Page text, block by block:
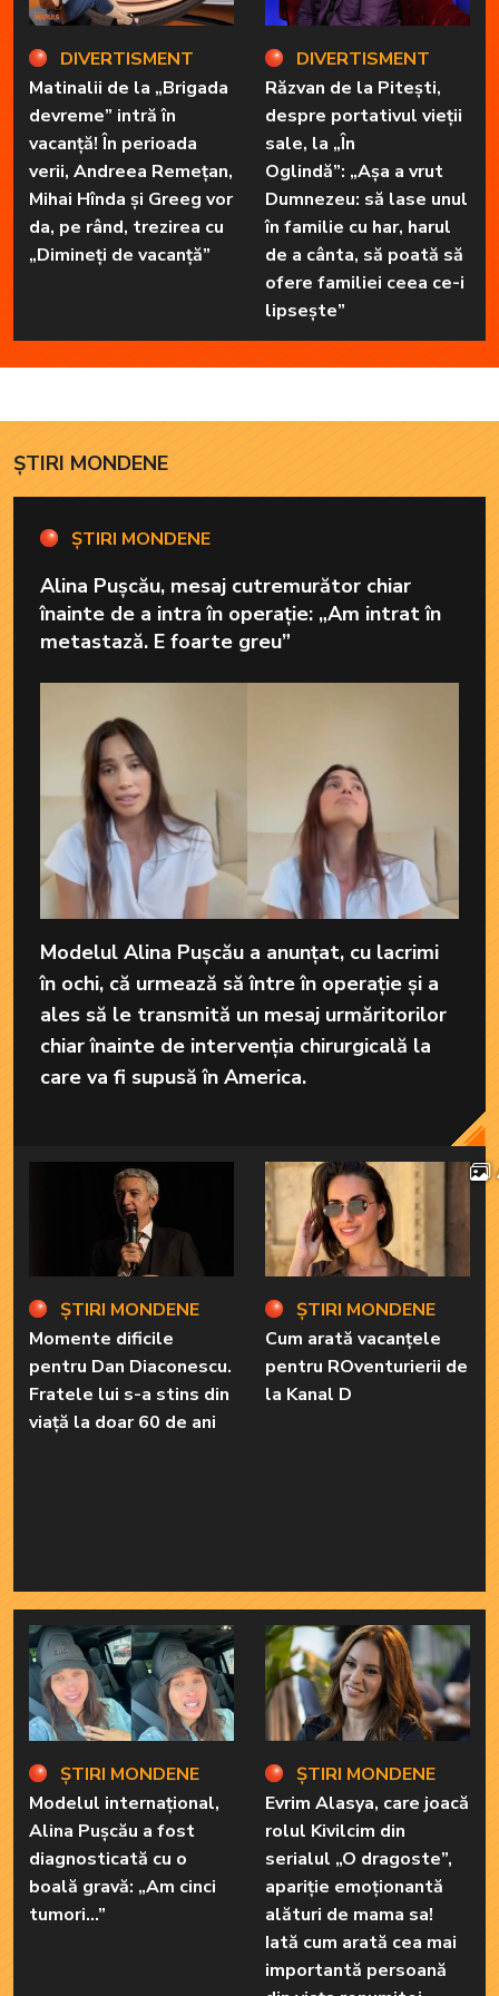
DIVERTISMENT
Matinalii de la „Brigada
devreme” intră în
vacanță! În perioada
verii, Andreea Remețan,
Mihai Hînda și Greeg vor
da, pe rând, trezirea cu
„Dimineți de vacanță”
DIVERTISMENT
Răzvan de la Pitești,
despre portativul vieții
sale, la „În
Oglindă”: „Așa a vrut
Dumnezeu: să lase unul
în familie cu har, harul
de a cânta, să poată să
ofere familiei ceea ce-i
lipsește”
ȘTIRI MONDENE
ȘTIRI MONDENE
Alina Pușcău, mesaj cutremurător chiar
înainte de a intra în operație: „Am intrat în
metastază. E foarte greu”
Modelul Alina Pușcău a anunțat, cu lacrimi
în ochi, că urmează să între în operație și a
ales să le transmită un mesaj urmăritorilor
chiar înainte de intervenția chirurgicală la
care va fi supusă în America.
ȘTIRI MONDENE
Momente dificile
pentru Dan Diaconescu.
Fratele lui s-a stins din
viață la doar 60 de ani
ȘTIRI MONDENE
Modelul internațional,
Alina Pușcău a fost
diagnosticată cu o
boală gravă: „Am cinci
tumori...”
ȘTIRI MONDENE
Cum arată vacanțele
pentru ROventurierii de
la Kanal D
ȘTIRI MONDENE
Evrim Alasya, care joacă
rolul Kivilcim din
serialul „O dragoste”,
apariție emoționantă
alături de mama sa!
Iată cum arată cea mai
importantă persoană